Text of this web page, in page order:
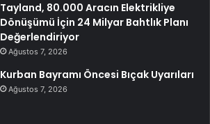
Tayland, 80.000 Aracın Elektrikliye
Dönüşümü İçin 24 Milyar Bahtlık Planı
Değerlendiriyor
Ağustos 7, 2026
Kurban Bayramı Öncesi Bıçak Uyarıları
Ağustos 7, 2026